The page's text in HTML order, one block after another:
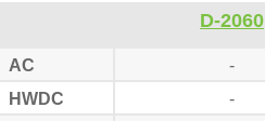
D-2060
AC -
HWDC
-